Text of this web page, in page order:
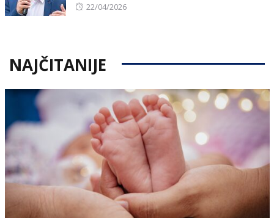
Posted
22/04/2026
NAJČITANIJE